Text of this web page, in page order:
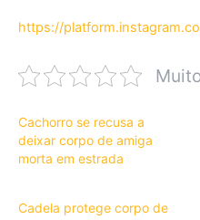
https://
Cachorro se recusa a
deixar corpo de amiga
morta em estrada
Cadela protege corpo de